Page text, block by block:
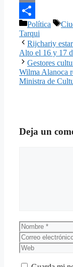
Email
Compartir
Categorías
Política
Tarqui
Rijchariy
Alto el 16 y 17
Gestores
Wilma Alanoca
Ministra de
Deja un
Nombre
Correo
electrónico
Web